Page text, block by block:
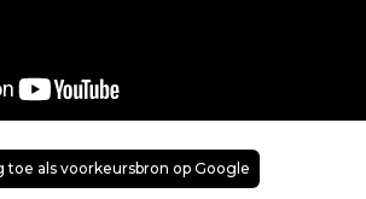
toe als voorkeursbron op Google